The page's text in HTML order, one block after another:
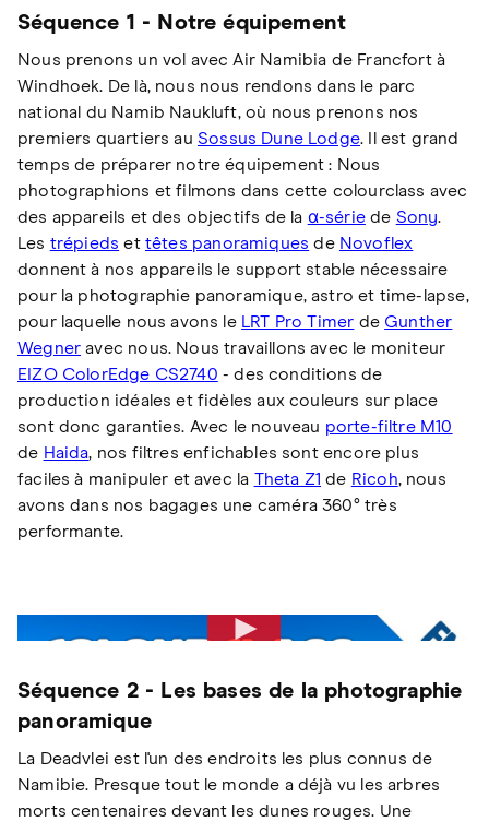
Séquence 1 - Notre équipement
Nous prenons un vol avec Air Namibia de Francfort à
Windhoek. De là, nous nous rendons dans le parc
national du Namib Naukluft, où nous prenons nos
premiers quartiers au Sossus Dune Lodge. Il est grand
temps de préparer notre équipement : Nous
photographions et filmons dans cette colourclass avec
des appareils et des objectifs de la α-sériede Sony.
Les trépieds et têtes panoramiques de Novoflex
donnent à nos appareils le support stable nécessaire
pour la photographie panoramique, astro et time-lapse,
pour laquelle nous avons le LRT Pro Timer de Gunther
Wegner avec nous. Nous travaillons avec le moniteur
EIZO ColorEdge CS2740 - des conditions de
production idéales et fidèles aux couleurs sur place
sont donc garanties. Avec le nouveau porte-filtre M10
de Haida, nos filtres enfichables sont encore plus
faciles à manipuler et avec la Theta Z1 de Ricoh, nous
avons dans nos bagages une caméra 360° très
performante.
Séquence 2 - Les bases de la photographie
panoramique
La Deadvlei est l'un des endroits les plus connus de
Namibie. Presque tout le monde a déjà vu les arbres
morts centenaires devant les dunes rouges. Une